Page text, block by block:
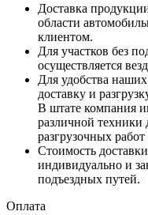
Доставка
области
клиентом.
Для участков без
осуществляется
Для удобства
доставку и
В штате компания
различной техники
разгрузочных
Стоимость
индивидуально и
подъездных путей.
Оплата